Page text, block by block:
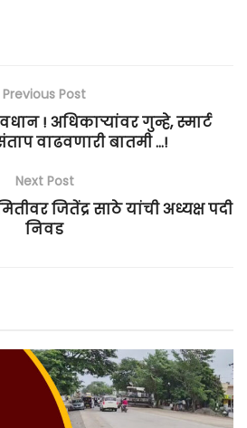
Previous Post
! अधिकाऱ्यांवर गुन्हे, स्मार्ट
वाढवणारी बातमी …!
Next Post
जितेंद्र साठे यांची अध्यक्ष पदी
निवड